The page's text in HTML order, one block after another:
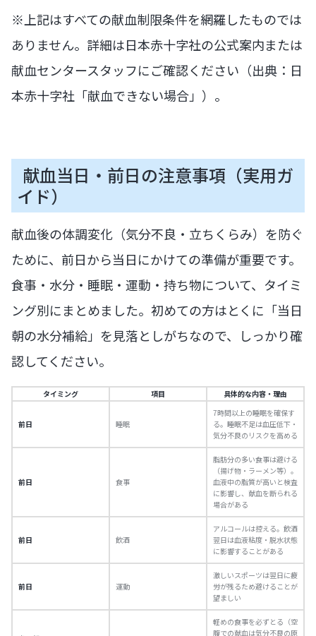
※上記はすべての献血制限条件を網羅したものでは
ありません。詳細は日本赤十字社の公式案内または
献血センタースタッフにご確認ください（出典：日
本赤十字社「献血できない場合」）。
献血当日・前日の注意事項（実用ガ
イド）
献血後の体調変化（気分不良・立ちくらみ）を防ぐ
ために、前日から当日にかけての準備が重要です。
食事・水分・睡眠・運動・持ち物について、タイミ
ング別にまとめました。初めての方はとくに「当日
朝の水分補給」を見落としがちなので、しっかり確
認してください。
タイミング 項目 具体的な内容・理由
前日 睡眠
7時間以上の睡眠を確保す
る。睡眠不足は血圧低下・
気分不良のリスクを高める
前日 食事
脂肪分の多い食事は避ける
（揚げ物・ラーメン等）。
血液中の脂質が高いと検査
に影響し、献血を断られる
場合がある
前日 飲酒
アルコールは控える。飲酒
翌日は血液粘度・脱水状態
に影響することがある
前日 運動
激しいスポーツは翌日に疲
労が残るため避けることが
望ましい
軽めの食事を必ずとる（空
腹での献血は気分不良の原